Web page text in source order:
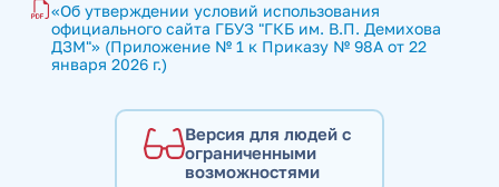
«Об утверждении условий использования
официального сайта ГБУЗ "ГКБ им. В.П. Демихова
ДЗМ"» (Приложение № 1 к Приказу № 98А от 22
января 2026 г.)
Версия для людей с
ограниченными
возможностями